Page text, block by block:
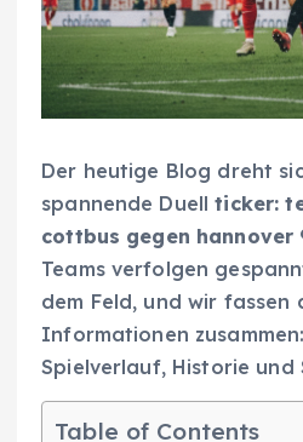
Der heutige Blog dreht
spannende Duellticker:
cottbus gegen hannover
Teams verfolgen
dem Feld, und wir fassen
Informationen
Spielverlauf, Historie und
Table of Contents